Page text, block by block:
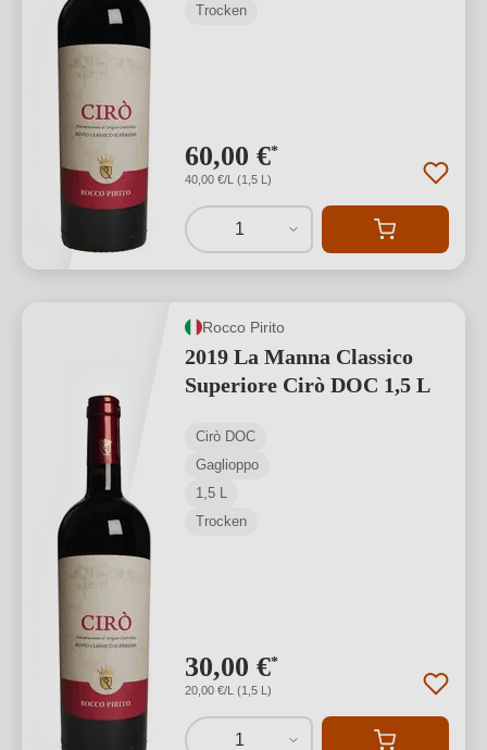
Trocken
60,00 €*
40,00 €/L (1,5 L)
1
Rocco Pirito
2019 La Manna Classico
Superiore Cirò DOC 1,5 L
Cirò DOC
Gaglioppo
1,5 L
Trocken
30,00 €*
20,00 €/L (1,5 L)
1